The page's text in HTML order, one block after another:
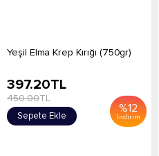
Yeşil Elma Krep Kırığı (750gr)
%12
İndirim
397.20TL
450.00TL
Sepete Ekle